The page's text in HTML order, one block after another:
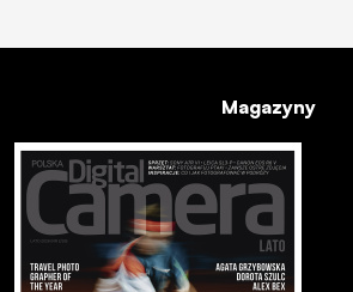
Magazyny